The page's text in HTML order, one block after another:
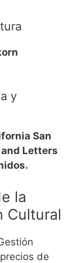
y
San
Letters
la
Cultural
de